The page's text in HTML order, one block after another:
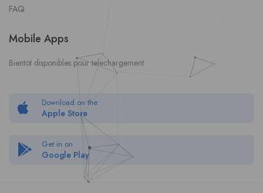
FAQ
Mobile Apps
Bientot disponibles pour telechargement
Download on the
Apple Store
Get in on
Google Play